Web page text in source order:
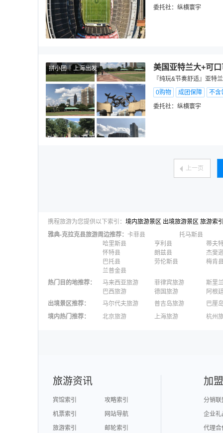
委托社： 纵横寰宇
拼小团 上海出发 美国亚特兰大+可
『纯玩&节奏舒适』亚特
0购物
成团保障
不含
委托社： 纵横寰宇
上一页
携程旅游为您提供以下索引： 境内旅游景区 出境旅游景区 旅游索
雅典-克拉克县旅游周边推荐： 卡菲县
托马斯县
哈里斯县
亨利县
蒂夫
怀特县
朗兹县
杰斐
巴托县
劳伦斯县
梅肯
兰普金县
热门目的地推荐： 马来西亚旅游 菲律宾旅游
斯里
巴西旅游
德国旅游
阿根
出境景区推荐： 马尔代夫旅游 普吉岛旅游
巴厘
澳大利亚旅游
毛里求斯旅游
苏梅
境内热门推荐： 北京旅游 上海旅游
杭州
旅游资讯
宾馆索引
攻略索引
机票索引
网站导航
旅游索引
邮轮索引
加
分销联
企业礼
代理合